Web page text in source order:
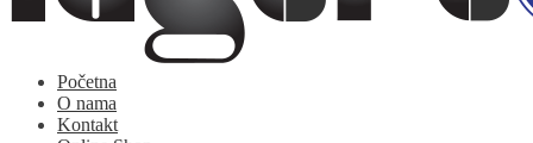
Početna
O nama
Kontakt